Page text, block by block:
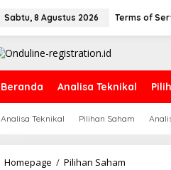
Sabtu, 8 Agustus 2026 Terms of
Beranda Analisa Teknikal
Analisa Teknikal Pilihan Saham
Homepage / Pilihan Saham